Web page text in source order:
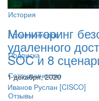
История
Архив номеров
Подписка
Сотрудничество
Отзывы
Мониторинг
удаленного
SOC и 8
1 декабря, 2020
Иванов Руслан [CISCO]